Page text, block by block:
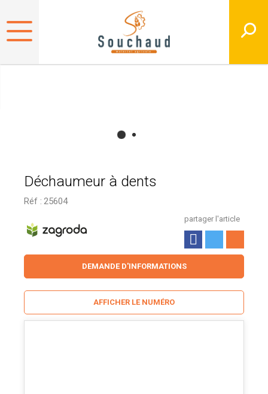
Déchaumeur à dents
Réf : 25604
partager l'article
DEMANDE D'INFORMATIONS
AFFICHER LE NUMÉRO